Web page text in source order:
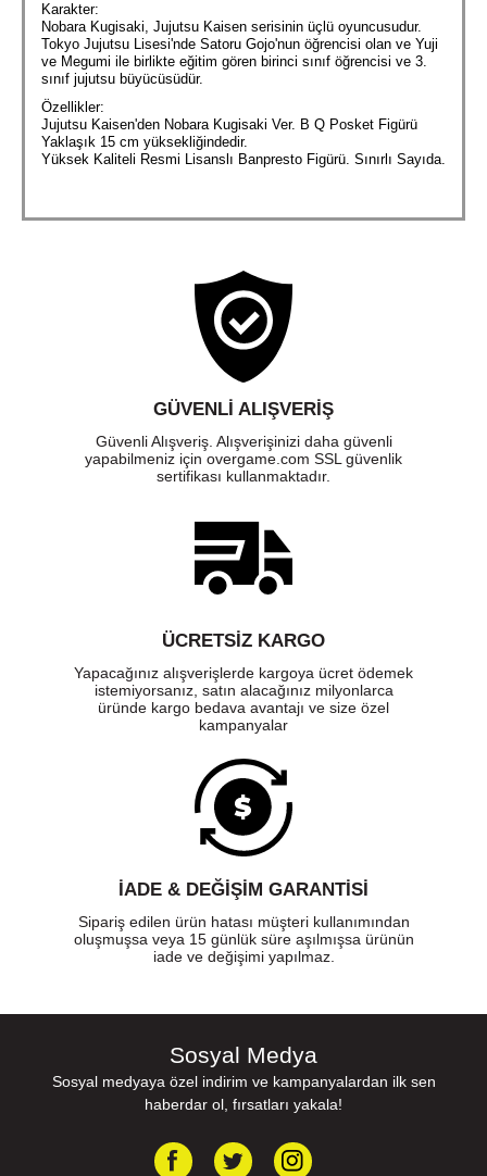
Karakter:
Nobara Kugisaki, Jujutsu Kaisen serisinin üçlü oyuncusudur.
Tokyo Jujutsu Lisesi'nde Satoru Gojo'nun öğrencisi olan ve Yuji
ve Megumi ile birlikte eğitim gören birinci sınıf öğrencisi ve 3.
sınıf jujutsu büyücüsüdür.
Özellikler:
Jujutsu Kaisen'den Nobara Kugisaki Ver. B Q Posket Figürü
Yaklaşık 15 cm yüksekliğindedir.
Yüksek Kaliteli Resmi Lisanslı Banpresto Figürü. Sınırlı Sayıda.
GÜVENLI ALIŞVERIŞ
Güvenli Alışveriş. Alışverişinizi daha güvenli
yapabilmeniz için overgame.com SSL güvenlik
sertifikası kullanmaktadır.
ÜCRETSIZ KARGO
Yapacağınız alışverişlerde kargoya ücret ödemek
istemiyorsanız, satın alacağınız milyonlarca
üründe kargo bedava avantajı ve size özel
kampanyalar
İADE & DEĞİŞİM GARANTİSİ
Sipariş edilen ürün hatası müşteri kullanımından
oluşmuşsa veya 15 günlük süre aşılmışsa ürünün
iade ve değişimi yapılmaz.
Sosyal Medya
Sosyal medyaya özel indirim ve kampanyalardan ilk sen
haberdar ol, fırsatları yakala!